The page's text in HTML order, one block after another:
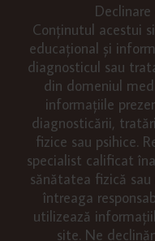
Conținutul acestui
educațional și
diagnosticul sau
din domeniul
informațiile
diagnosticării,
fizice sau psihice.
specialist calificat
sănătatea fizică
întreaga
utilizează
site. Ne